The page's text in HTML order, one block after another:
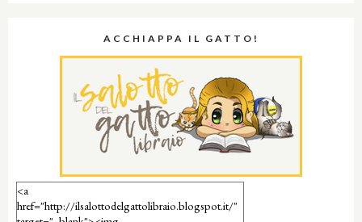
ACCHIAPPA IL GATTO!